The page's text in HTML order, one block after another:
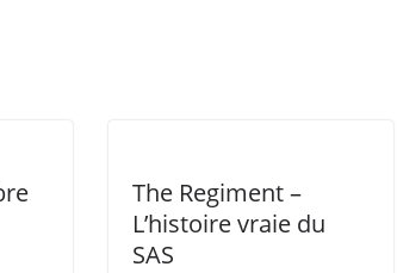
The Regiment –
L’histoire vraie du
SAS